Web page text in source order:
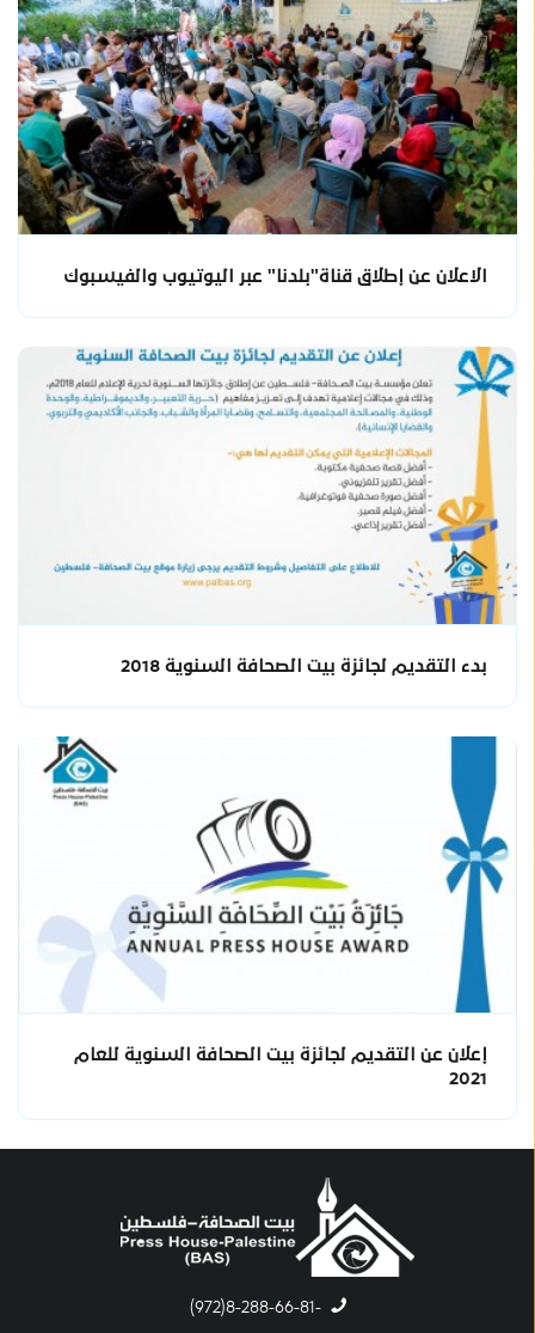
الاعلان عن إطلاق قناة"بلدنا" عبر اليوتيوب والفيسبوك
بدء التقديم لجائزة بيت الصحافة السنوية 2018
إعلان عن التقديم لجائزة بيت الصحافة السنوية للعام
2021
-8-288-66-81(972)